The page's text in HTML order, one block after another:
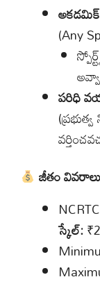
అకడమిక్
(Any
పరిధి
జీతం వివరాలు
స్కేల్: